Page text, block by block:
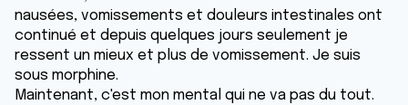
nausées, vomissements et douleurs intestinales ont
continué et depuis quelques jours seulement je
ressent un mieux et plus de vomissement. Je suis
sous morphine.
Maintenant, c'est mon mental qui ne va pas du tout.